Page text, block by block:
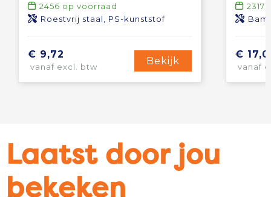
2456 op voorraad
Roestvrij staal, PS-kunststof
€ 9,72
vanaf excl. btw
Bekijk
2317
€
vanaf
Laatst door jou
bekeken